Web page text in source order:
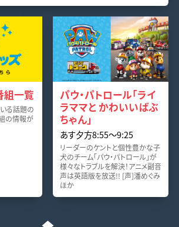
組一覧
る話題の
の情報が
パウ・パトロール「ライ
ラママと かわいいばぶ
ちゃん」
あす夕方8:55〜9:25
リーダーのケントと個性豊かな子
犬のチーム「パウ・パトロール」が
様々なトラブルを解決！アニメ副音
声は英語版を放送!! [声]潘めぐみ
ほか